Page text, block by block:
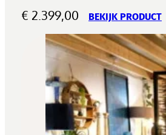
€ 2.399,00 BEKIJK PRODUCT